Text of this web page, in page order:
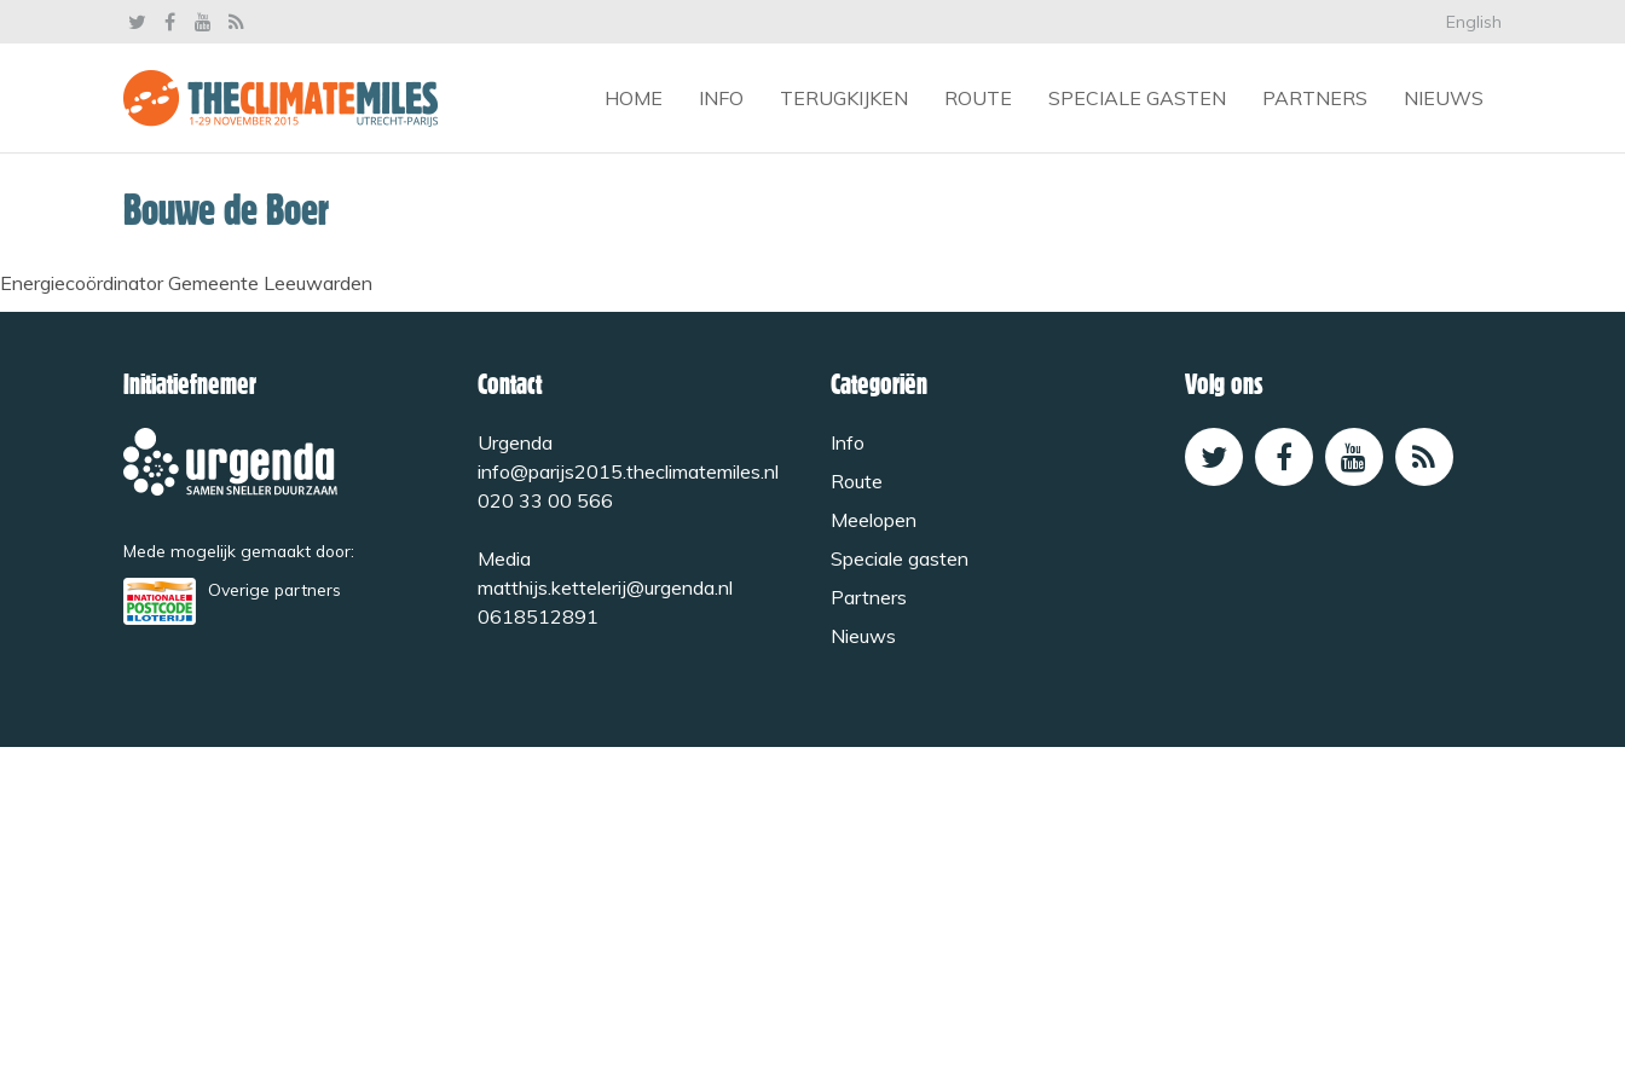
English
HOME INFO TERUGKIJKEN ROUTE SPECIALE GASTEN PARTNERS NIEUWS
Bouwe de Boer
Energiecoördinator Gemeente Leeuwarden
Initiatiefnemer
Mede mogelijk gemaakt door:
Overige partners
Contact
Urgenda
info@parijs2015.theclimatemiles.nl
020 33 00 566
Media
matthijs.kettelerij@urgenda.nl
0618512891
Categoriën
Info
Route
Meelopen
Speciale gasten
Partners
Nieuws
Volg ons